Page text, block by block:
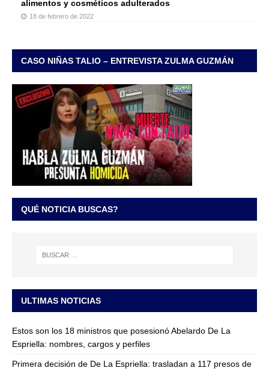
alimentos y cosméticos adulterados
18 de febrero de 2022
CASO NIÑAS TALIO – ENTREVISTA ZULMA GUZMÁN
QUÉ NOTICIA BUSCAS?
ULTIMAS NOTICIAS
Estos son los 18 ministros que posesionó Abelardo De La
Espriella: nombres, cargos y perfiles
Primera decisión de De La Espriella: trasladan a 117 presos de